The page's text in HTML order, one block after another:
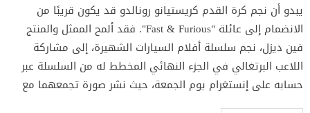
يبدو أن نجم كرة القدم كريستيانو رونالدو قد يكون قريبًا من
الانضمام إلى عائلة "Fast & Furious". فقد ألمح الممثل والمنتج
فين ديزل، نجم سلسلة أفلام السيارات الشهيرة، إلى مشاركة
اللاعب البرتغالي في الجزء النهائي المخطط له من السلسلة عبر
حسابه على إنستغرام يوم الجمعة، حيث نشر صورة تجمعهما مع